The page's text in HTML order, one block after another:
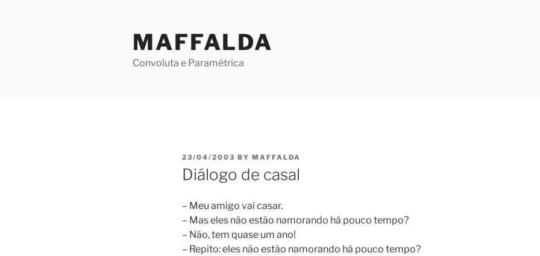
MAFFALDA
Convoluta e Paramétrica
POSTED
ON
23/04/2003 BY MAFFALDA
Diálogo de casal
– Meu amigo vai casar.
– Mas eles não estão namorando há pouco tempo?
– Não, tem quase um ano!
– Repito: eles não estão namorando há pouco tempo?